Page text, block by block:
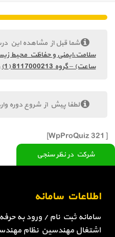
شرکت در نظر سنجی
شما قبل از مشاهده این
ساعت) – گروه 8117000213 (1)
لطفا پیش از شروع دوره
[WpProQuiz 321]
اطلاعات سامانه
سامانه ثبت نام / ورود به حرفه
اشتغال مهندسین نظام